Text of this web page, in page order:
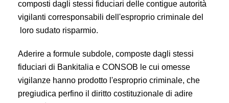
composti dagli stessi fiduciari delle contigue autorità
vigilanti corresponsabili dell'esproprio criminale del
loro sudato risparmio.
Aderire a formule subdole, composte dagli stessi
fiduciari di Bankitalia e CONSOB le cui omesse
vigilanze hanno prodotto l'esproprio criminale, che
pregiudica perfino il diritto costituzionale di adire